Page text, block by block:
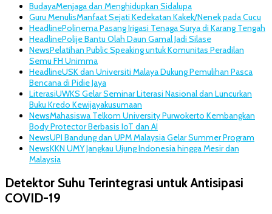
BudayaMenjaga dan Menghidupkan Sidalupa
Guru MenulisManfaat Sejati Kedekatan Kakek/Nenek pada Cucu
HeadlinePolinema Pasang Irigasi Tenaga Surya di Karang Tengah
HeadlinePolije Bantu Olah Daun Gamal Jadi Silase
NewsPelatihan Public Speaking untuk Komunitas Peradilan
Semu FH Unimma
HeadlineUSK dan Universiti Malaya Dukung Pemulihan Pasca
Bencana di Pidie Jaya
LiterasiUWKS Gelar Seminar Literasi Nasional dan Luncurkan
Buku Kredo Kewijayakusumaan
NewsMahasiswa Telkom University Purwokerto Kembangkan
Body Protector Berbasis IoT dan AI
NewsUPI Bandung dan UPM Malaysia Gelar Summer Program
NewsKKN UMY Jangkau Ujung Indonesia hingga Mesir dan
Malaysia
Detektor Suhu Terintegrasi untuk Antisipasi
COVID-19